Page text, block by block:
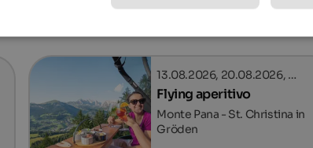
Événementsin Gröden
13.08.2026, 20.08.2026, …
Flying aperitivo
Monte Pana - St. Christina in
Gröden